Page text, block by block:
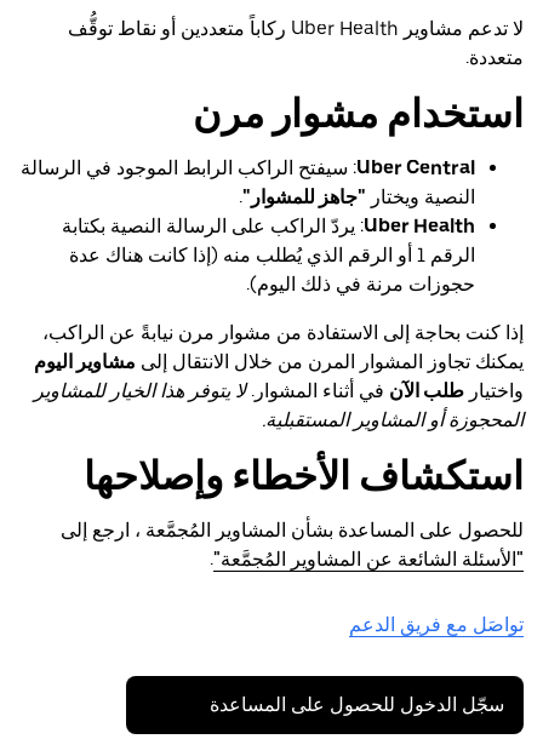
لا تدعم مشاوير Uber Health ركاباً متعددين أو نقاط توقُّف
متعددة.
استخدام مشوار مرن
Uber Central: سيفتح الراكب الرابط الموجود في الرسالة
النصية ويختار "جاهز للمشوار".
Uber Health: يردّ الراكب على الرسالة النصية بكتابة
الرقم 1 أو الرقم الذي يُطلب منه (إذا كانت هناك عدة
حجوزات مرنة في ذلك اليوم).
إذا كنت بحاجة إلى الاستفادة من مشوار مرن نيابةً عن الراكب،
يمكنك تجاوز المشوار المرن من خلال الانتقال إلى مشاوير اليوم
واختيار طلب الآن في أثناء المشوار.لا يتوفر هذا الخيار للمشاوير
المحجوزة أو المشاوير المستقبلية.
استكشاف الأخطاء وإصلاحها
للحصول على المساعدة بشأن المشاوير المُجمَّعة ، ارجع إلى
"الأسئلة الشائعة عن المشاوير المُجمَّعة".
تواصَل مع فريق الدعم
سجّل الدخول للحصول على المساعدة